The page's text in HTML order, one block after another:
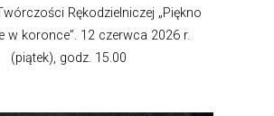
Rękodzielniczej „Piękno
w koronce”. 12 czerwca 2026 r.
(piątek), godz. 15.00